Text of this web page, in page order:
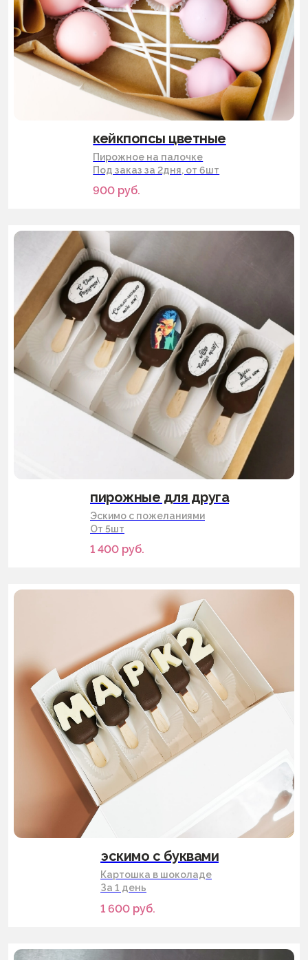
кейкпопсы цветные
Пирожное на палочке
Под заказ за 2дня, от 6шт
900 руб.
пирожные для друга
Эскимо с пожеланиями
От 5шт
1 400 руб.
эскимо с буквами
Картошка в шоколаде
За 1 день
1 600 руб.